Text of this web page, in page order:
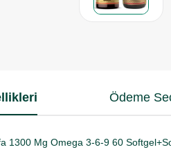
Ödeme
1300 Mg Omega 3-6-9 60